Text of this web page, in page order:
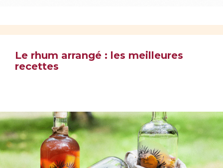
Le rhum arrangé : les meilleures
recettes